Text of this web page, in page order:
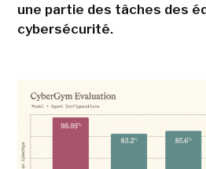
une partie des tâches des
cybersécurité.